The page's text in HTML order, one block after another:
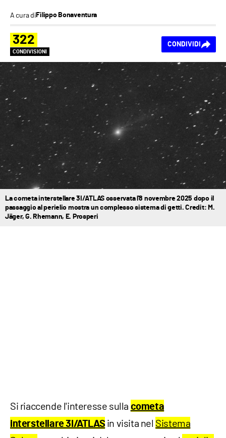
A cura diFilippo Bonaventura
322
CONDIVISIONI
CONDIVIDI
La cometa interstellare 3I/ATLAS osservata l'8 novembre 2025 dopo il
passaggio al perielio mostra un complesso sistema di getti. Credit: M.
Jäger, G. Rhemann, E. Prosperi
Si riaccende l'interesse sulla cometa
interstellare 3I/ATLASin visita nel Sistema